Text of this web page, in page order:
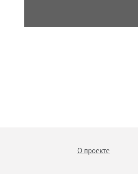
О проекте